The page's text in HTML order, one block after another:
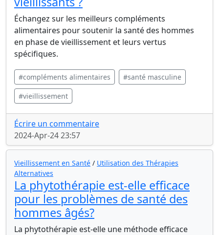
Échangez sur les meilleurs compléments
alimentaires pour soutenir la santé des hommes
en phase de vieillissement et leurs vertus
spécifiques.
#compléments alimentaires #santé masculine
#vieillissement
Écrire un commentaire
2024-Apr-24 23:57
Vieillissement en Santé / Utilisation des Thérapies
Alternatives
La phytothérapie est-elle efficace
pour les problèmes de santé des
hommes âgés?
La phytothérapie est-elle une méthode efficace